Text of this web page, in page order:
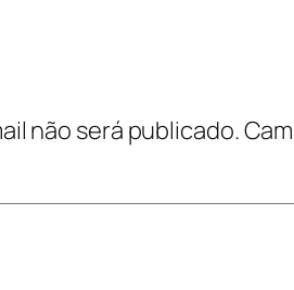
não será publicado.